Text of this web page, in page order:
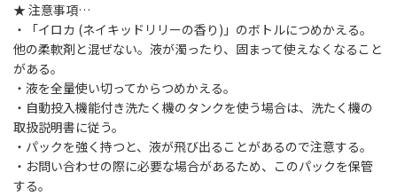
★ 注意事項…
・「イロカ (ネイキッドリリーの香り)」のボトルにつめかえる。
他の柔軟剤と混ぜない。液が濁ったり、固まって使えなくなること
がある。
・液を全量使い切ってからつめかえる。
・自動投入機能付き洗たく機のタンクを使う場合は、洗たく機の
取扱説明書に従う。
・パックを強く持つと、液が飛び出ることがあるので注意する。
・お問い合わせの際に必要な場合があるため、このパックを保管
する。